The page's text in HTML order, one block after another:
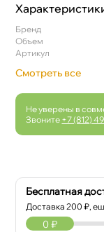
Бренд
Объем
Артикул
Смотреть все
Не уверены в
Звоните +7 (812)
Бесплатная
Доставка200 ₽,
0 ₽